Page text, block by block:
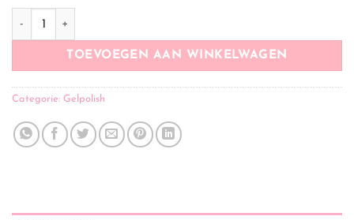
Gel polish Deep Maroon 15ml aantal
TOEVOEGEN AAN WINKELWAGEN
Categorie: Gelpolish